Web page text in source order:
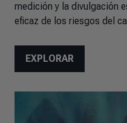
medición y la divulgación
eficaz de los riesgos del
EXPLORAR